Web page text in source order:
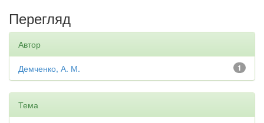
Перегляд
Автор
1
Демченко, А. М.
Тема